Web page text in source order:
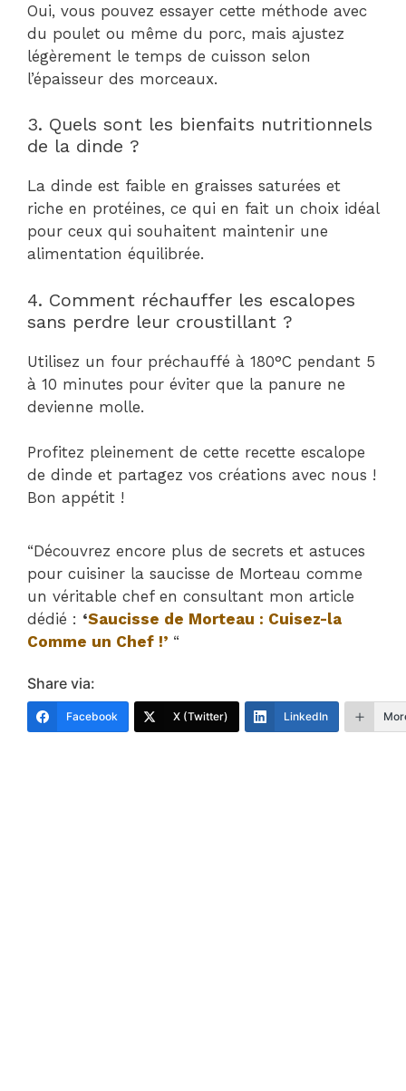
Oui, vous pouvez essayer cette méthode avec
du poulet ou même du porc, mais ajustez
légèrement le temps de cuisson selon
l’épaisseur des morceaux.
3. Quels sont les bienfaits nutritionnels
de la dinde ?
La dinde est faible en graisses saturées et
riche en protéines, ce qui en fait un choix idéal
pour ceux qui souhaitent maintenir une
alimentation équilibrée.
4. Comment réchauffer les escalopes
sans perdre leur croustillant ?
Utilisez un four préchauffé à 180°C pendant 5
à 10 minutes pour éviter que la panure ne
devienne molle.
Profitez pleinement de cette recette escalope
de dinde et partagez vos créations avec nous !
Bon appétit !
“Découvrez encore plus de secrets et astuces
pour cuisiner la saucisse de Morteau comme
un véritable chef en consultant mon article
dédié : ‘Saucisse de Morteau : Cuisez-la
Comme un Chef !’ “
Share via:
Facebook X (Twitter) LinkedIn